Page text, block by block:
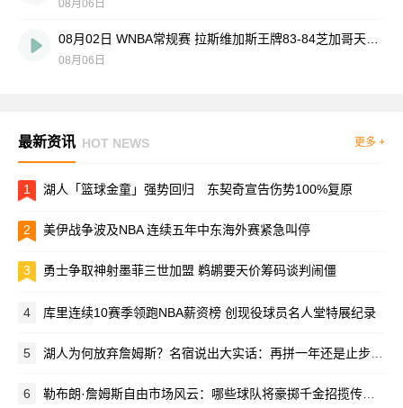
08月06日
08月06日
最新资讯 HOT NEWS 更多 +
1 湖人「篮球金童」强势回归 东契奇宣告伤势100%复原
2 美伊战争波及NBA 连续五年中东海外赛紧急叫停
3 勇士争取神射墨菲三世加盟 鹈鹕要天价筹码谈判闹僵
4 库里连续10赛季领跑NBA薪资榜 创现役球员名人堂特展纪录
5 湖人为何放弃詹姆斯？名宿说出大实话：再拼一年还是止步次轮
6 勒布朗·詹姆斯自由市场风云：哪些球队将豪掷千金招揽传奇巨星？